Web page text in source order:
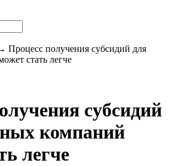
Процесс получения субсидий для
стать легче
субсидий
компаний
легче